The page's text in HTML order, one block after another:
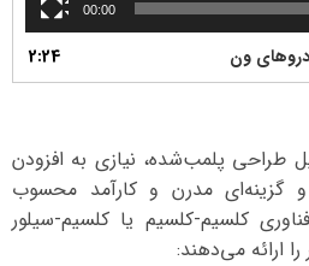
00:00
ون 2:24
طراحی پلمب‌شده، نیازی به افزودن
گزینه‌ای مدرن و کارآمد محسوب
کلسیم-کلسیم یا کلسیم-سیلور
ارائه می‌دهند: